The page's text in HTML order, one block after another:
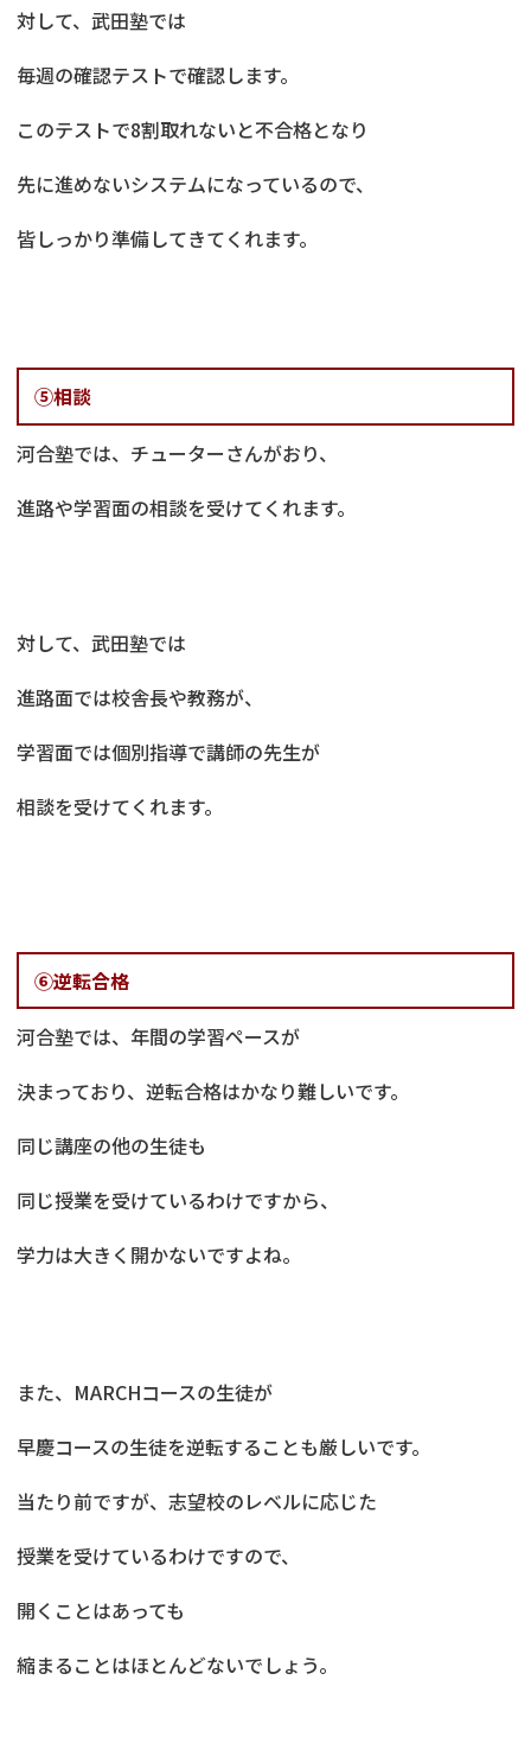
対して、武田塾では
毎週の確認テストで確認します。
このテストで8割取れないと不合格となり
先に進めないシステムになっているので、
皆しっかり準備してきてくれます。
⑤相談
河合塾では、チューターさんがおり、
進路や学習面の相談を受けてくれます。
対して、武田塾では
進路面では校舎長や教務が、
学習面では個別指導で講師の先生が
相談を受けてくれます。
⑥逆転合格
河合塾では、年間の学習ペースが
決まっており、逆転合格はかなり難しいです。
同じ講座の他の生徒も
同じ授業を受けているわけですから、
学力は大きく開かないですよね。
また、MARCHコースの生徒が
早慶コースの生徒を逆転することも厳しいです。
当たり前ですが、志望校のレベルに応じた
授業を受けているわけですので、
開くことはあっても
縮まることはほとんどないでしょう。